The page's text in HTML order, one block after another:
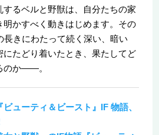
するベルと野獣は、自分たちの家
かすべく動きはじめます。その
長きにわたって続く深い、暗い
たどり着いたとき、果たしてど
のか――。
ビューティ＆ビースト』IF 物語、